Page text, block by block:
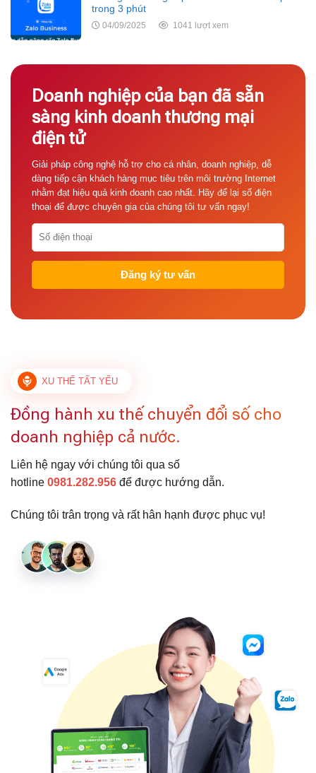
trong 3 phút
04/09/2025 1041 lượt xem
Doanh nghiệp của bạn đã sẵn
sàng kinh doanh thương mại
điện tử
Giải pháp công nghệ hỗ trợ cho cá nhân, doanh nghiệp, dễ
dàng tiếp cận khách hàng mục tiêu trên môi trường Internet
nhằm đạt hiệu quả kinh doanh cao nhất. Hãy để lại số điện
thoại để được chuyên gia của chúng tôi tư vấn ngay!
XU THẾ TẤT YẾU
Đồng hành xu thế chuyển đổi số cho
doanh nghiệp cả nước.
Liên hệ ngay với chúng tôi qua số
hotline 0981.282.956 để được hướng dẫn.
Chúng tôi trân trọng và rất hân hạnh được phục vụ!